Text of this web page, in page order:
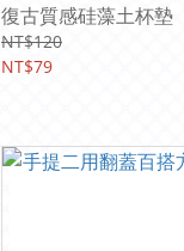
復古質感硅藻土杯墊
NT$120
NT$79